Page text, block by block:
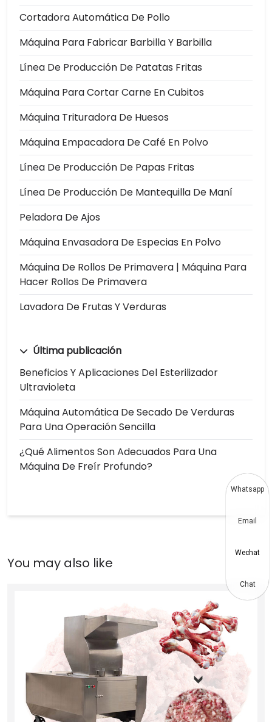
Cortadora Automática De Pollo
Máquina Para Fabricar Barbilla Y Barbilla
Línea De Producción De Patatas Fritas
Máquina Para Cortar Carne En Cubitos
Máquina Trituradora De Huesos
Máquina Empacadora De Café En Polvo
Línea De Producción De Papas Fritas
Línea De Producción De Mantequilla De Maní
Peladora De Ajos
Máquina Envasadora De Especias En Polvo
Máquina De Rollos De Primavera | Máquina Para
Hacer Rollos De Primavera
Lavadora De Frutas Y Verduras
Última publicación
Beneficios Y Aplicaciones Del Esterilizador
Ultravioleta
Máquina Automática De Secado De Verduras
Para Una Operación Sencilla
¿Qué Alimentos Son Adecuados Para Una
Máquina De Freír Profundo?
Whatsapp
Email
Wechat
Chat